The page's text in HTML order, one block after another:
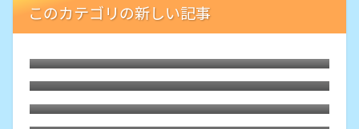
このカテゴリの新しい記事
久しぶりに購入した気圧計付き腕時計は
「SUNNTO Core」
プルーンの皮で果実酒を
庭のプルーンでジャムを作ってみた5年ぶ
り二回目